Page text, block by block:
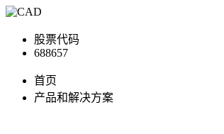
股票代码
688657
首页
产品和解决方案